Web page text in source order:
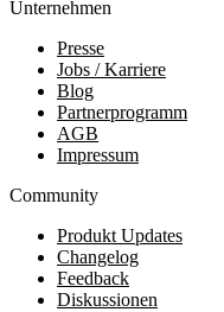
Unternehmen
Presse
Jobs / Karriere
Blog
Partnerprogramm
AGB
Impressum
Community
Produkt Updates
Changelog
Feedback
Diskussionen